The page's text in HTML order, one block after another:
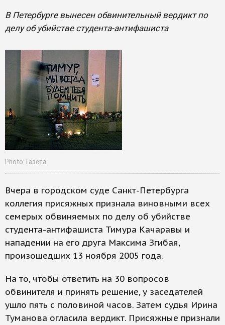
В Петербурге вынесен обвинительный вердикт по
делу об убийстве студента-антифашиста
Photo: Газета
Вчера в городском суде Санкт-Петербурга
коллегия присяжных признала виновными всех
семерых обвиняемых по делу об убийстве
студента-антифашиста Тимура Качаравы и
нападении на его друга Максима Згибая,
произошедших 13 ноября 2005 года.
На то, чтобы ответить на 30 вопросов
обвинителя и принять решение, у заседателей
ушло пять с половиной часов. Затем судья Ирина
Туманова огласила вердикт. Присяжные признали